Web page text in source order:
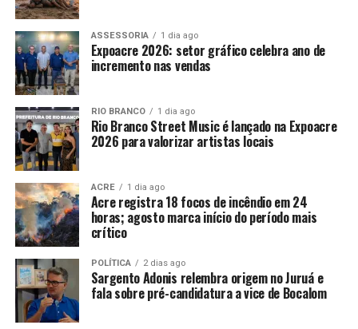
ASSESSORIA 1 dia ago
Expoacre 2026: setor gráfico celebra ano de
incremento nas vendas
RIO BRANCO 1 dia ago
Rio Branco Street Music é lançado na Expoacre
2026 para valorizar artistas locais
ACRE 1 dia ago
Acre registra 18 focos de incêndio em 24
horas; agosto marca início do período mais
crítico
POLÍTICA 2 dias ago
Sargento Adonis relembra origem no Juruá e
fala sobre pré-candidatura a vice de Bocalom